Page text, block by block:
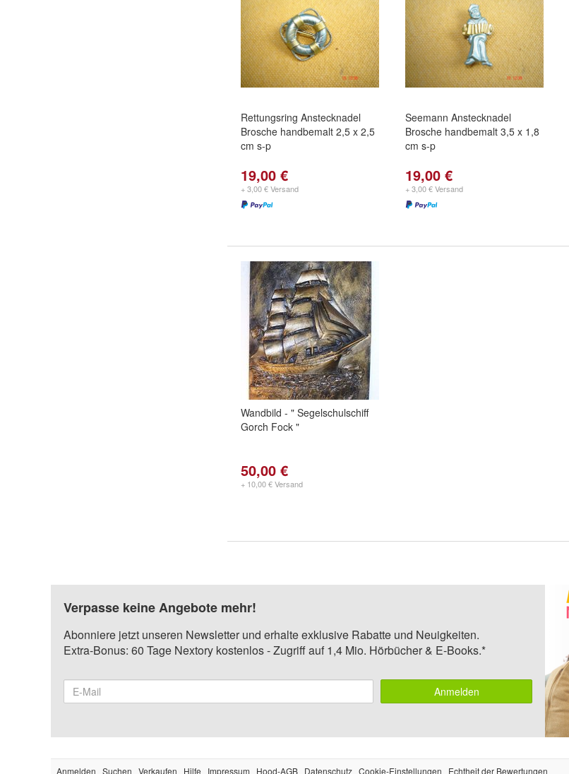
Rettungsring Anstecknadel
Brosche handbemalt 2,5 x 2,5
cm s-p
19,00 €
+ 3,00 € Versand
Seemann Anstecknadel
Brosche handbemalt 3,5 x 1,8
cm s-p
19,00 €
+ 3,00 € Versand
Wandbild - " Segelschulschiff
Gorch Fock "
50,00 €
+ 10,00 € Versand
Verpasse keine Angebote mehr!
Abonniere jetzt unseren Newsletter und erhalte exklusive Rabatte und Neuigkeiten.
Extra-Bonus: 60 Tage Nextory kostenlos - Zugriff auf 1,4 Mio. Hörbücher & E-Books.*
Anmelden
Anmelden Suchen Verkaufen Hilfe Impressum Hood-AGB Datenschutz Cookie-Einstellungen Echtheit der Bewertungen